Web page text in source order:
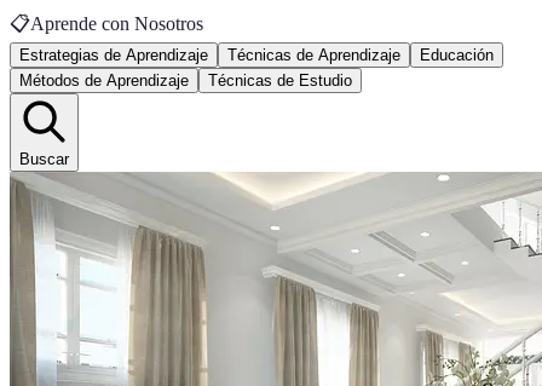
📋Aprende con Nosotros
Estrategias de Aprendizaje Técnicas de Aprendizaje
Educación
Métodos de Aprendizaje
Técnicas de Estudio
Buscar